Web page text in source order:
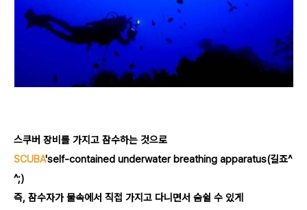
스쿠버 장비를 가지고 잠수하는 것으로
SCUBA'self-contained underwater breathing apparatus(길죠^
^;)
즉, 잠수자가 물속에서 직접 가지고 다니면서 숨쉴 수 있게